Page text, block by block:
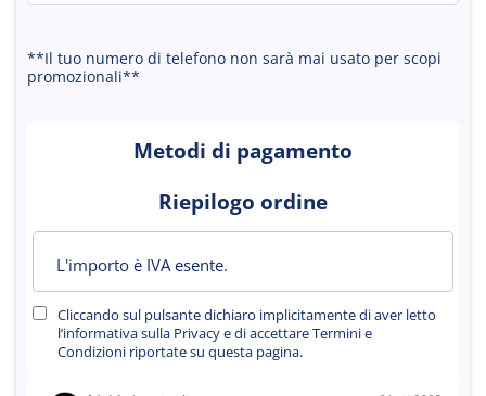
**Il tuo numero di telefono non sarà mai usato per scopi
promozionali**
Metodi di pagamento
Riepilogo ordine
L'importo è IVA esente.
Cliccando sul pulsante dichiaro implicitamente di aver letto
l’informativa sulla Privacy e di accettare Termini e
Condizioni riportate su questa pagina.